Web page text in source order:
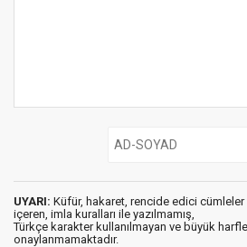
UYARI: Küfür, hakaret, rencide edici cümleler
içeren, imla kuralları ile yazılmamış,
Türkçe karakter kullanılmayan ve büyük
onaylanmamaktadır.